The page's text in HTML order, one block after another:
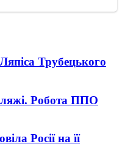
Трубецького
Робота ППО
Росії на її